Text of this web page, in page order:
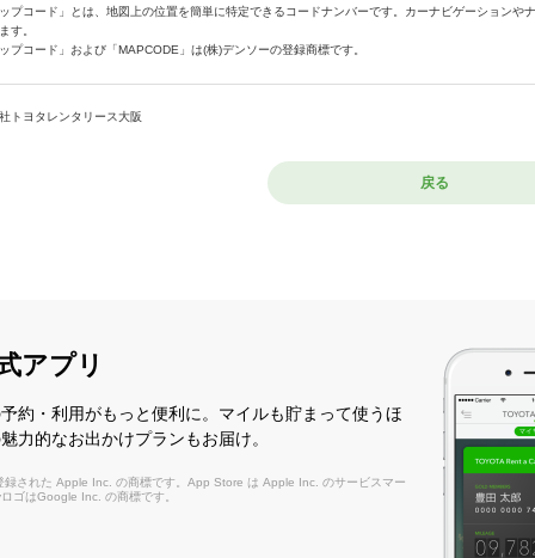
プコード」とは、地図上の位置を簡単に特定できるコードナンバーです。カーナビゲーションや
す。
プコード」および「MAPCODE」は(株)デンソーの登録商標です。
トヨタレンタリース大阪
戻る
アプリ
約・利用がもっと便利に。マイルも貯まって使うほ
力的なお出かけプランもお届け。
された Apple Inc. の商標です。App Store は Apple Inc. のサービスマー
ゴはGoogle Inc. の商標です。